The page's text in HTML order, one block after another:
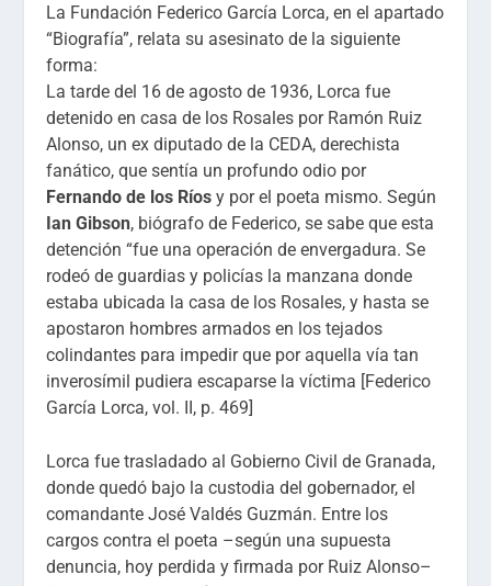
La Fundación Federico García Lorca, en el apartado
“Biografía”, relata su asesinato de la siguiente
forma:
La tarde del 16 de agosto de 1936, Lorca fue
detenido en casa de los Rosales por Ramón Ruiz
Alonso, un ex diputado de la CEDA, derechista
fanático, que sentía un profundo odio por
Fernando de los Ríos y por el poeta mismo. Según
Ian Gibson, biógrafo de Federico, se sabe que esta
detención “fue una operación de envergadura. Se
rodeó de guardias y policías la manzana donde
estaba ubicada la casa de los Rosales, y hasta se
apostaron hombres armados en los tejados
colindantes para impedir que por aquella vía tan
inverosímil pudiera escaparse la víctima [Federico
García Lorca, vol. II, p. 469]
Lorca fue trasladado al Gobierno Civil de Granada,
donde quedó bajo la custodia del gobernador, el
comandante José Valdés Guzmán. Entre los
cargos contra el poeta –según una supuesta
denuncia, hoy perdida y firmada por Ruiz Alonso–